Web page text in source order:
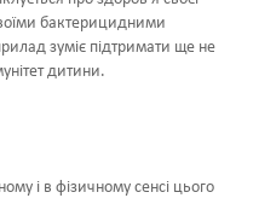
бактерицидними
зуміє підтримати ще не
дитини.
і в фізичному сенсі цього